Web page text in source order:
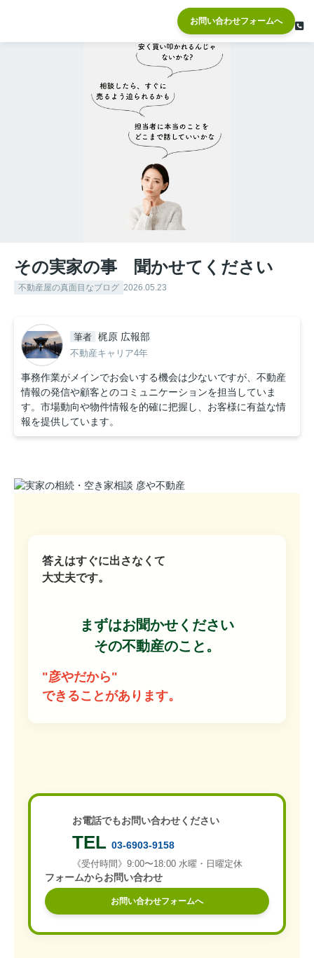
その実家の事 聞かせてください
不動産屋の真面目なブログ 2026.05.23
筆者 梶原 広報部
不動産キャリア4年
事務作業がメインでお会いする機会は少ないですが、不動産
情報の発信や顧客とのコミュニケーションを担当していま
す。市場動向や物件情報を的確に把握し、お客様に有益な情
報を提供しています。
お問い合わせフォームへ
答えはすぐに出さなくて
大丈夫です。
まずはお聞かせください
その不動産のこと。
"彦やだから"
できることがあります。
お電話でもお問い合わせください
TEL 03-6903-9158
《受付時間》9:00〜18:00 水曜・日曜定休
フォームからお問い合わせ
お問い合わせフォームへ